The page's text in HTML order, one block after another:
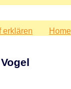
erklären Home